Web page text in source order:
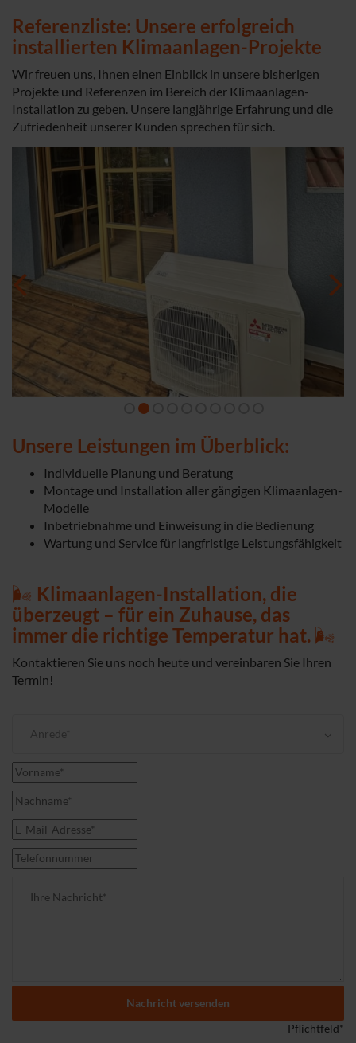
Referenzliste: Unsere erfolgreich
installierten Klimaanlagen-Projekte
Wir freuen uns, Ihnen einen Einblick in unsere bisherigen
Projekte und Referenzen im Bereich der Klimaanlagen-
Installation zu geben. Unsere langjährige Erfahrung und die
Zufriedenheit unserer Kunden sprechen für sich.
Unsere Leistungen im Überblick:
Individuelle Planung und Beratung
Montage und Installation aller gängigen Klimaanlagen-
Modelle
Inbetriebnahme und Einweisung in die Bedienung
Wartung und Service für langfristige Leistungsfähigkeit
🌬️ Klimaanlagen-Installation, die
überzeugt – für ein Zuhause, das
immer die richtige Temperatur hat. 🌬️
Kontaktieren Sie uns noch heute und vereinbaren Sie Ihren
Termin!
Anrede*
Nachricht versenden
Pflichtfeld*